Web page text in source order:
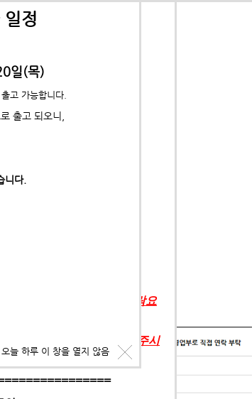
항
이 불가하게 되었습니다.
선불 결제
가요금은 착불진행
확인하시고
독)
송 불가
지역 도착영업소에
참고 부탁드립니다.
부담) 배송가능
(쇼핑몰주문 및 입금전 연락요
히 사무실로 견적 문의해 주시
정
일(목)
고 가능합니다.
출고 되오니,
니다.
오늘 하루 이 창을 열지 않음
자재 보관함